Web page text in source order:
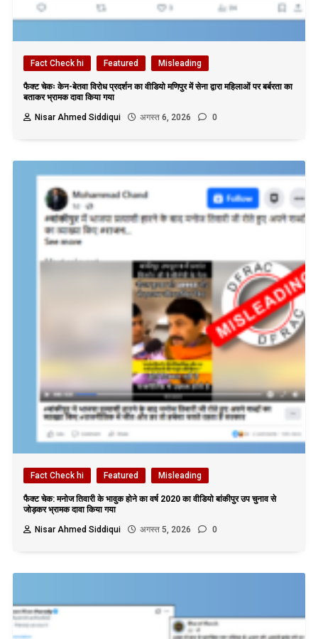
Fact Check hi Featured Misleading
फैक्ट चेकः केन-बेतवा विरोध प्रदर्शन का वीडियो मणिपुर में सेना द्वारा महिलाओं पर बर्बरता का
बताकर भ्रामक दावा किया गया
Nisar Ahmed Siddiqui
अगस्त 6, 2026 0
Fact Check hi Featured Misleading
फैक्ट चेक: मनोज तिवारी के भावुक होने का वर्ष 2020 का वीडियो बांकीपुर उप चुनाव से
जोड़कर भ्रामक दावा किया गया
Nisar Ahmed Siddiqui
अगस्त 5, 2026 0